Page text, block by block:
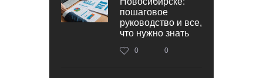
пошаговое
руководство и все,
что нужно знать
0 0